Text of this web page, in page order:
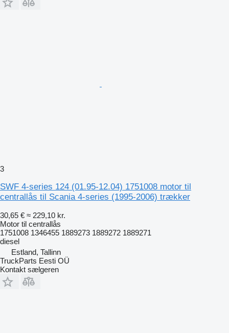
3
SWF 4-series 124 (01.95-12.04) 1751008 motor til
centrallås til Scania 4-series (1995-2006) trækker
30,65 € ≈ 229,10 kr.
Motor til centrallås
1751008 1346455 1889273 1889272 1889271
diesel
Estland, Tallinn
TruckParts Eesti OÜ
Kontakt sælgeren